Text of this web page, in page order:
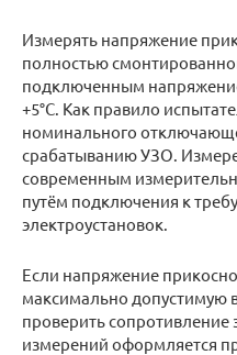
Измерять напряжение
полностью
подключенным
+5°С. Как правило
номинального
срабатыванию УЗО.
современным
путём подключения к
электроустановок.
Если напряжение
максимально допустимую
проверить сопротивление
измерений оформляется